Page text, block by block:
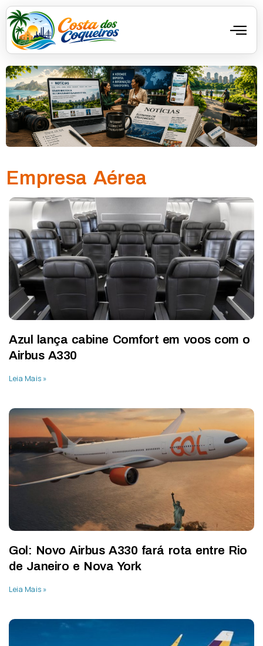
Empresa Aérea
Azul lança cabine Comfort em voos com o
Airbus A330
Leia Mais »
Gol: Novo Airbus A330 fará rota entre Rio
de Janeiro e Nova York
Leia Mais »